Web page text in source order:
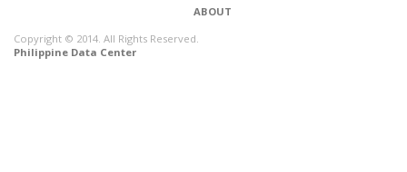
ABOUT
Copyright © 2014. All Rights Reserved.
Philippine Data Center